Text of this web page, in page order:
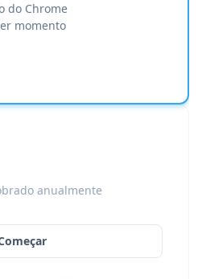
do Chrome
momento
anualmente